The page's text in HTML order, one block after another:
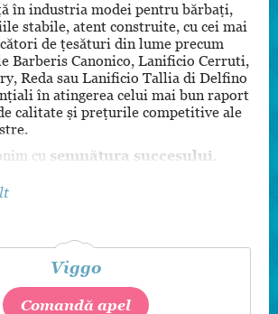
în industria modei pentru bărbaţi,
stabile, atent construite, cu cei mai
de ţesături din lume precum
Barberis Canonico, Lanificio Cerruti,
Reda sau Lanificio Tallia di Delfino
în atingerea celui mai bun raport
calitate şi preţurile competitive ale
cu semnătura succesului
un suflu nou, vital în moda
și modele le puteți găsi urmărind și
Facebook
Viggo
Comandă apel